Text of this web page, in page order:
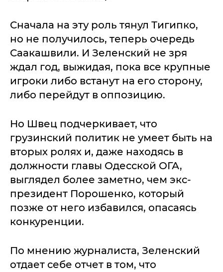
Сначала на эту роль тянул Тигипко,
но не получилось, теперь очередь
Саакашвили. И Зеленский не зря
ждал год, выжидая, пока все крупные
игроки либо встанут на его сторону,
либо перейдут в оппозицию.
Но Швец подчеркивает, что
грузинский политик не умеет быть на
вторых ролях и, даже находясь в
должности главы Одесской ОГА,
выглядел более заметно, чем экс-
президент Порошенко, который
позже от него избавился, опасаясь
конкуренции.
По мнению журналиста, Зеленский
отдает себе отчет в том, что